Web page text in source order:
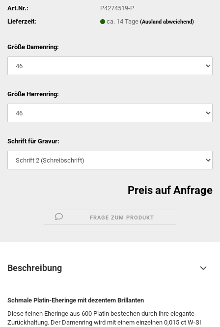
Art.Nr.:
P4274519-P
Lieferzeit:
ca. 14 Tage(Ausland abweichend)
Größe Damenring:
Größe Herrenring:
Schrift für Gravur:
Preis auf Anfrage
FRAGE ZUM PRODUKT
Beschreibung
Schmale Platin-Eheringe mit dezentem Brillanten
Diese feinen Eheringe aus 600 Platin bestechen durch ihre elegante
Zurückhaltung. Der Damenring wird mit einem einzelnen 0,015 ct W-SI